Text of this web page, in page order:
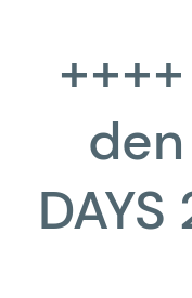
den